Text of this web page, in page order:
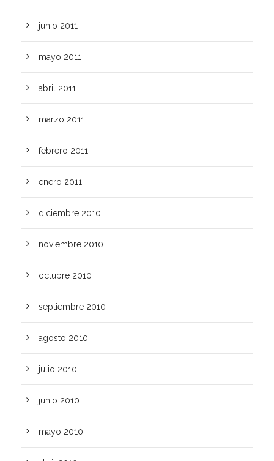
junio 2011
mayo 2011
abril 2011
marzo 2011
febrero 2011
enero 2011
diciembre 2010
noviembre 2010
octubre 2010
septiembre 2010
agosto 2010
julio 2010
junio 2010
mayo 2010